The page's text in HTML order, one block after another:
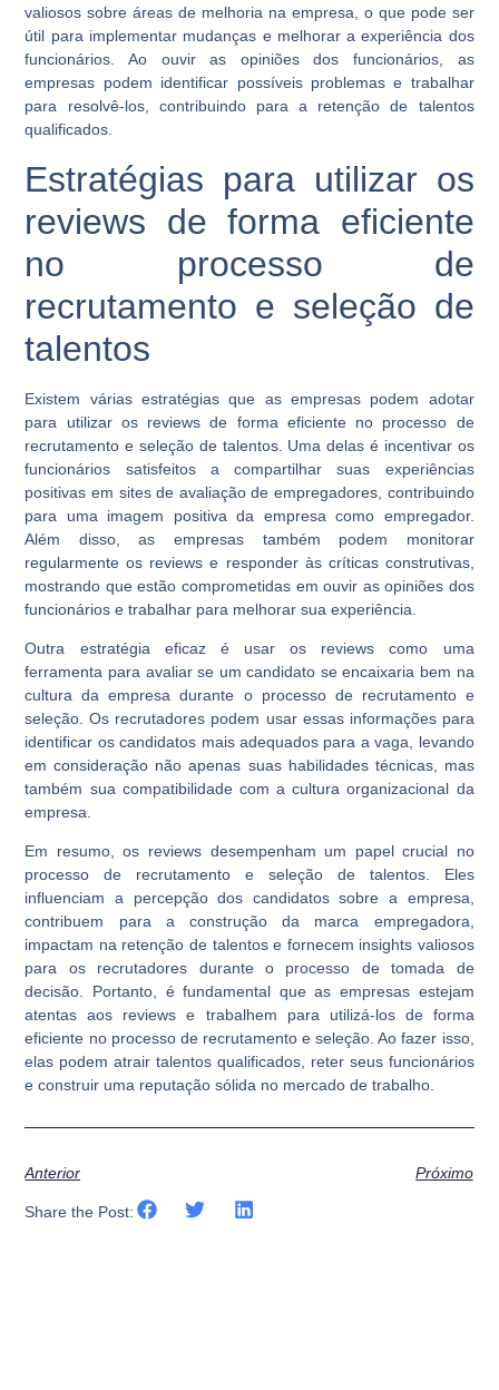
valiosos sobre áreas de melhoria na empresa, o que pode ser
útil para implementar mudanças e melhorar a experiência dos
funcionários. Ao ouvir as opiniões dos funcionários, as
empresas podem identificar possíveis problemas e trabalhar
para resolvê-los, contribuindo para a retenção de talentos
qualificados.
Estratégias para utilizar os
reviews de forma eficiente
no processo de
recrutamento e seleção de
talentos
Existem várias estratégias que as empresas podem adotar
para utilizar os reviews de forma eficiente no processo de
recrutamento e seleção de talentos. Uma delas é incentivar os
funcionários satisfeitos a compartilhar suas experiências
positivas em sites de avaliação de empregadores, contribuindo
para uma imagem positiva da empresa como empregador.
Além disso, as empresas também podem monitorar
regularmente os reviews e responder às críticas construtivas,
mostrando que estão comprometidas em ouvir as opiniões dos
funcionários e trabalhar para melhorar sua experiência.
Outra estratégia eficaz é usar os reviews como uma
ferramenta para avaliar se um candidato se encaixaria bem na
cultura da empresa durante o processo de recrutamento e
seleção. Os recrutadores podem usar essas informações para
identificar os candidatos mais adequados para a vaga, levando
em consideração não apenas suas habilidades técnicas, mas
também sua compatibilidade com a cultura organizacional da
empresa.
Em resumo, os reviews desempenham um papel crucial no
processo de recrutamento e seleção de talentos. Eles
influenciam a percepção dos candidatos sobre a empresa,
contribuem para a construção da marca empregadora,
impactam na retenção de talentos e fornecem insights valiosos
para os recrutadores durante o processo de tomada de
decisão. Portanto, é fundamental que as empresas estejam
atentas aos reviews e trabalhem para utilizá-los de forma
eficiente no processo de recrutamento e seleção. Ao fazer isso,
elas podem atrair talentos qualificados, reter seus funcionários
e construir uma reputação sólida no mercado de trabalho.
Anterior Próximo
Share the Post: